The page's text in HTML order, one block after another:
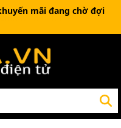
mãi đang chờ đợi